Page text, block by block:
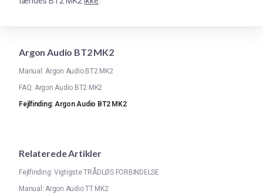
Argon Audio BT2 MK2
Manual: Argon Audio BT2 MK2
FAQ: Argon Audio BT2 MK2
Fejlfinding: Argon Audio BT2 MK2
Relaterede Artikler
Fejlfinding: Vigtigste TRÅDLØS FORBINDELSE
Manual: Argon Audio TT MK2